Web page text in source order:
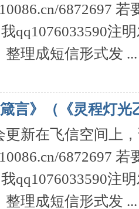
6872697
qq1076033590注
理成短信形式发 ...
言》（《灵程灯光
更新在飞信空间上
6872697
qq1076033590注
理成短信形式发 ...